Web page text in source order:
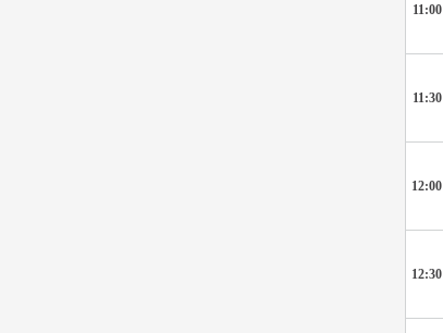
11:00
11:30
12:00
12:30